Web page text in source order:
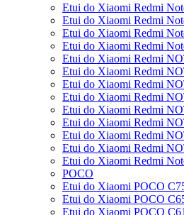
Etui do Xiaomi Redmi
Etui do Xiaomi Redmi
Etui do Xiaomi Redmi
Etui do Xiaomi Redmi
Etui do Xiaomi Redmi
Etui do Xiaomi Redmi
Etui do Xiaomi Redmi
Etui do Xiaomi Redmi
Etui do Xiaomi Redmi
Etui do Xiaomi Redmi
Etui do Xiaomi Redmi
Etui do Xiaomi Redmi
Etui do Xiaomi Redmi
POCO
Etui do Xiaomi POCO
Etui do Xiaomi POCO
Etui do Xiaomi POCO C61